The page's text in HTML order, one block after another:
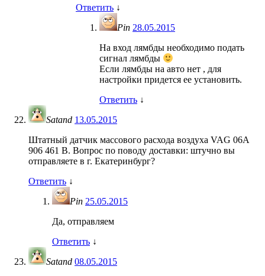
Ответить ↓
Pin 28.05.2015
На вход лямбды необходимо подать
сигнал лямбды
Если лямбды на авто нет , для
настройки придется ее установить.
Ответить ↓
Satand 13.05.2015
Штатный датчик массового расхода воздуха VAG 06A
906 461 B. Вопрос по поводу доставки: штучно вы
отправляете в г. Екатеринбург?
Ответить ↓
Pin 25.05.2015
Да, отправляем
Ответить ↓
Satand 08.05.2015